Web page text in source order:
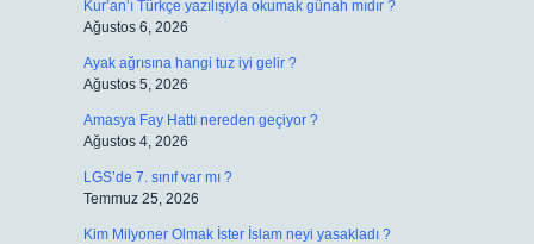
Kur’an’ı Türkçe yazılışıyla okumak günah mıdır ?
Ağustos 6, 2026
Ayak ağrısına hangi tuz iyi gelir ?
Ağustos 5, 2026
Amasya Fay Hattı nereden geçiyor ?
Ağustos 4, 2026
LGS’de 7. sınıf var mı ?
Temmuz 25, 2026
Kim Milyoner Olmak İster İslam neyi yasakladı ?